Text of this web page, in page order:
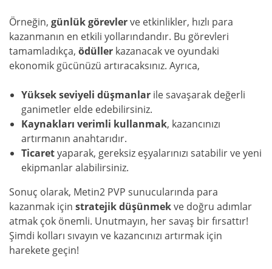
Örneğin, günlük görevlerve etkinlikler, hızlı para
kazanmanın en etkili yollarındandır. Bu görevleri
tamamladıkça, ödüller kazanacak ve oyundaki
ekonomik gücünüzü artıracaksınız. Ayrıca,
Yüksek seviyeli düşmanlar ile savaşarak değerli
ganimetler elde edebilirsiniz.
Kaynakları verimli kullanmak, kazancınızı
artırmanın anahtarıdır.
Ticaretyaparak, gereksiz eşyalarınızı satabilir ve yeni
ekipmanlar alabilirsiniz.
Sonuç olarak, Metin2 PVP sunucularında para
kazanmak için stratejik düşünmekve doğru adımlar
atmak çok önemli. Unutmayın, her savaş bir fırsattır!
Şimdi kolları sıvayın ve kazancınızı artırmak için
harekete geçin!